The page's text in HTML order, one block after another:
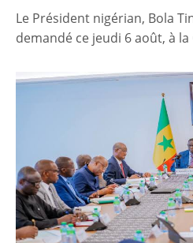
Le Président nigérian, Bola
demandé ce jeudi 6 août, à